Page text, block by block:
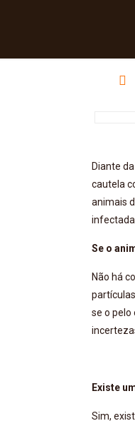
Diante
cautela
animais
Se o
Não há
se o
Existe
Sim,